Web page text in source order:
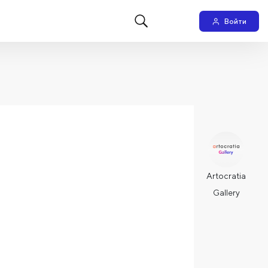
Войти
Artocratia
Gallery